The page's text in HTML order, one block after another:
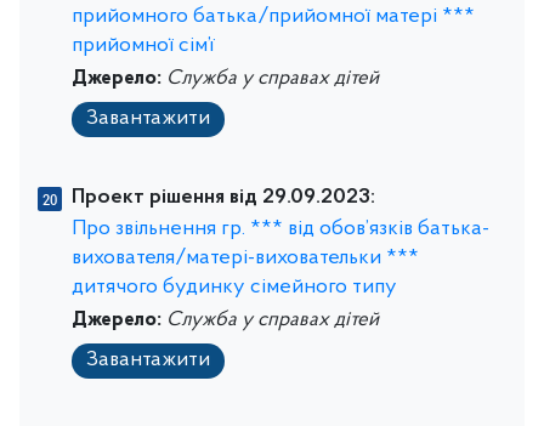
прийомного батька/прийомної матері ***
прийомної сім’ї
Джерело: Служба у справах дітей
Завантажити
Проект рішення від 29.09.2023:
Про звільнення гр. *** від обов’язків батька-
вихователя/матері-виховательки ***
дитячого будинку сімейного типу
Джерело: Служба у справах дітей
Завантажити